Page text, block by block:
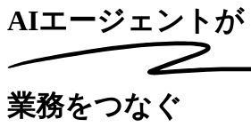
AIエージェントが
業務をつなぐ